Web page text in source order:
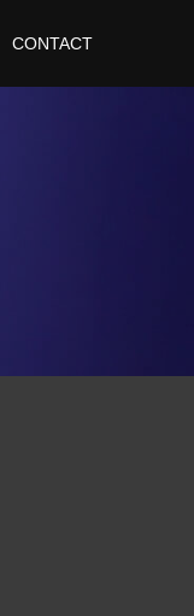
CONTACT